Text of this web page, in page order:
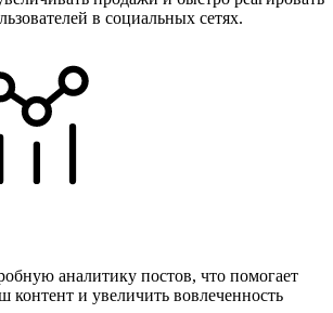
в социальных сетях.
аналитику постов, что помогает
контент и увеличить вовлеченность